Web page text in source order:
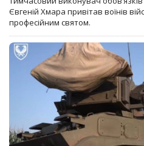
Євгеній Хмара привітав воїнів
професійним святом.